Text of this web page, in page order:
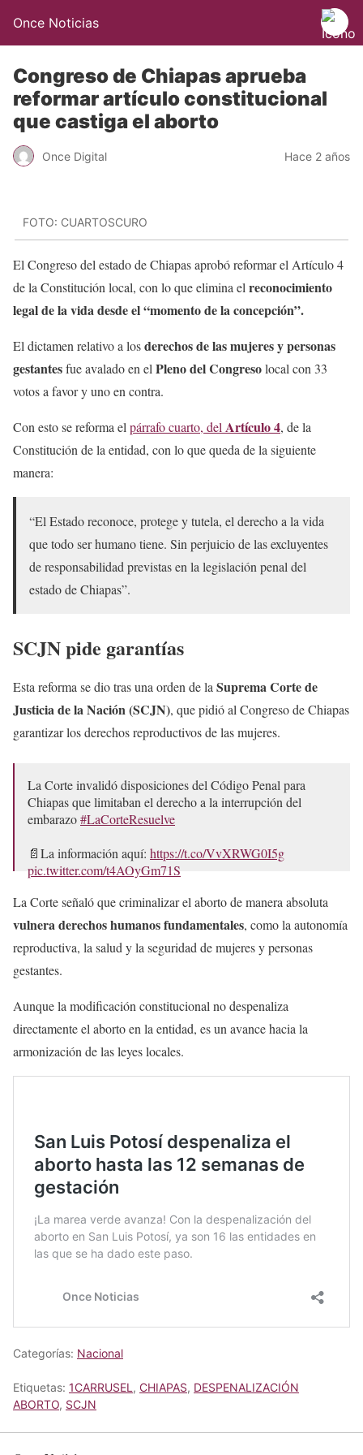
Once Noticias
Congreso de Chiapas aprueba
reformar artículo constitucional
que castiga el aborto
Once Digital Hace 2 años
FOTO: CUARTOSCURO
El Congreso del estado de Chiapas aprobó reformar el Artículo 4
de la Constitución local, con lo que elimina el reconocimiento
legal de la vida desde el “momento de la concepción”.
El dictamen relativo a losderechos de las mujeres y personas
gestantesfue avalado en el Pleno del Congresolocal con 33
votos a favor y uno en contra.
Con esto se reforma el párrafo cuarto, del Artículo 4, de la
Constitución de la entidad, con lo que queda de la siguiente
manera:
“El Estado reconoce, protege y tutela, el derecho a la vida
que todo ser humano tiene. Sin perjuicio de las excluyentes
de responsabilidad previstas en la legislación penal del
estado de Chiapas”.
SCJN pide garantías
Esta reforma se dio tras una orden de la Suprema Corte de
Justicia de la Nación (SCJN), que pidió al Congreso de Chiapas
garantizar los derechos reproductivos de las mujeres.
La Corte invalidó disposiciones del Código Penal para
Chiapas que limitaban el derecho a la interrupción del
embarazo#LaCorteResuelve
📄La información aquí: https://t.co/VvXRWG0I5g
pic.twitter.com/t4AOyGm71S
— Suprema Corte (@SCJN)November 11, 2024
La Corte señaló que criminalizar el aborto de manera absoluta
vulnera derechos humanos fundamentales, como la autonomía
reproductiva, la salud y la seguridad de mujeres y personas
gestantes.
Aunque la modificación constitucional no despenaliza
directamente el aborto en la entidad, es un avance hacia la
armonización de las leyes locales.
Categorías: Nacional
Etiquetas: 1CARRUSEL , CHIAPAS, DESPENALIZACIÓN
ABORTO, SCJN